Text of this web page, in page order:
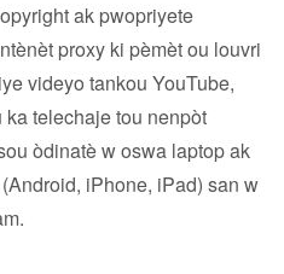
ak pwopriyete
proxy ki pèmèt ou louvri
videyo tankou YouTube,
telechaje tou nenpòt
òdinatè w oswa laptop ak
iPhone, iPad) san w